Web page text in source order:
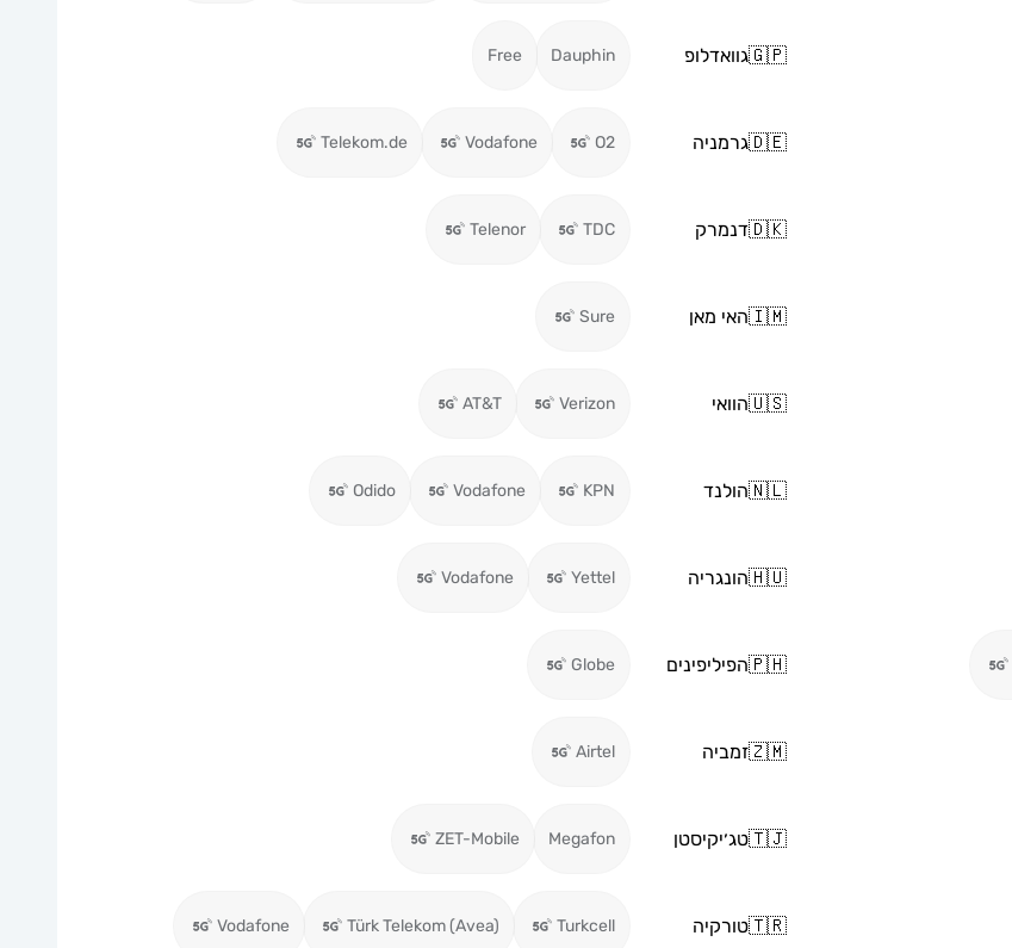
🇬🇵גוואדלופ Dauphin
Free
🇩🇪גרמניה O2
Vodafone
Telekom.de
🇩🇰דנמרק TDC
Telenor
🇮🇲האי מאן Sure
🇺🇸הוואי Verizon
AT&T
🇳🇱הולנד KPN
Vodafone
Odido
🇭🇺הונגריה Yettel
Vodafone
🇵🇭הפיליפינים Globe
🇿🇲זמביה Airtel
🇹🇯טג׳יקיסטן Megafon
ZET-Mobile
🇹🇷טורקיה Turkcell
Türk Telekom (Avea)
Vodafone